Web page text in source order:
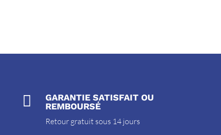

GARANTIE SATISFAIT OU
REMBOURSÉ
Retour gratuit sous 14 jours